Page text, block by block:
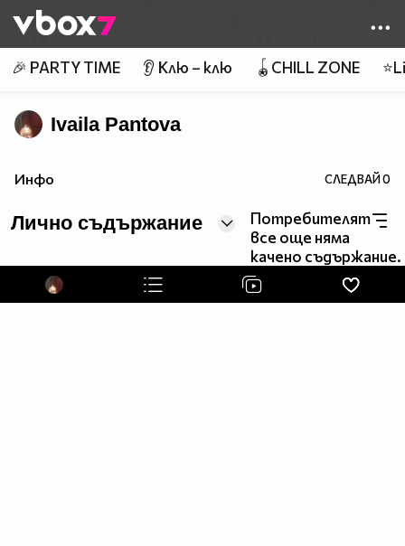
👾
🎉 PARTY TIME 👂 Клю – клю 🪀CHILL ZONE
Ivaila Pantova
Инфо СЛЕДВАЙ0
Лично съдържание
Потребителят
все още няма
качено съдържание.